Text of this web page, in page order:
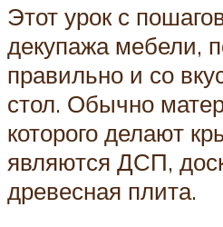
Этот урок с
декупажа мебели,
правильно и со
стол. Обычно
которого делают
являются ДСП,
древесная плита.